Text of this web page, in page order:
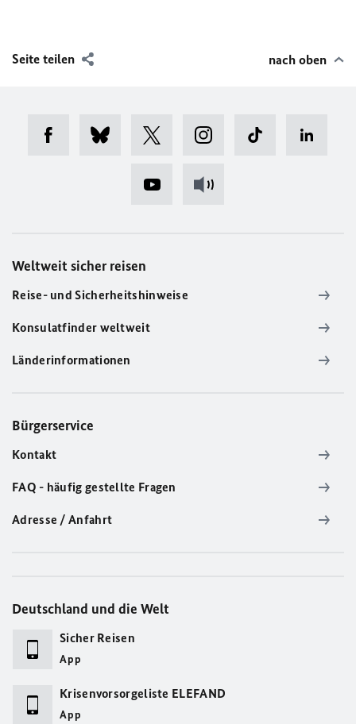
Seite teilen nach oben
Weltweit sicher reisen
Reise- und Sicherheitshinweise
Konsulatfinder weltweit
Länderinformationen
Bürgerservice
Kontakt
FAQ - häufig gestellte Fragen
Adresse / Anfahrt
Deutschland und die Welt
Sicher Reisen
App
Krisenvorsorgeliste ELEFAND
App